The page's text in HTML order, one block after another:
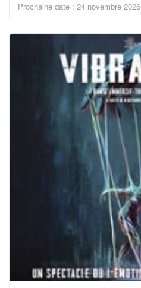
Prochaine date : 24 novembre 2026